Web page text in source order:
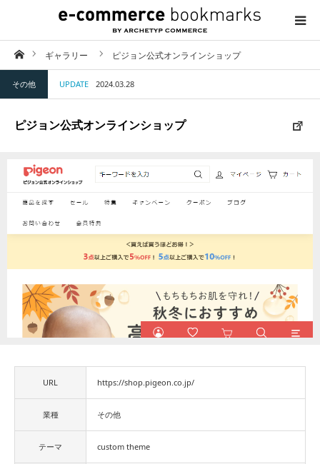
ホームギャラリー ピジョン公式オンラインショップ
その他 UPDATE 2024.03.28
ピジョン公式オンラインショップ
URL https://shop.pigeon.co.jp/
業種 その他
テーマ custom theme
TOP
ABOUT
CONTACT